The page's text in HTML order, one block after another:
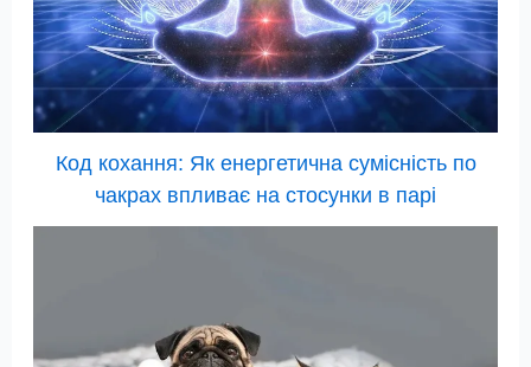
Код кохання: Як енергетична сумісність по
чакрах впливає на стосунки в парі